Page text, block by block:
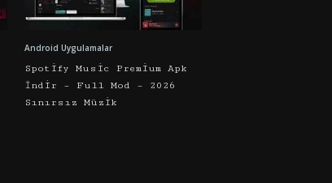
Android Uygulamalar
Spotify Music Premium Apk
İndir – Full Mod – 2026
Sınırsız Müzik